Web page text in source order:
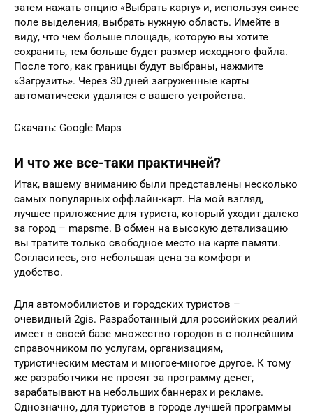
затем нажать опцию «Выбрать карту» и, используя синее
поле выделения, выбрать нужную область. Имейте в
виду, что чем больше площадь, которую вы хотите
сохранить, тем больше будет размер исходного файла.
После того, как границы будут выбраны, нажмите
«Загрузить». Через 30 дней загруженные карты
автоматически удалятся с вашего устройства.
Скачать: Google Maps
И что же все-таки практичней?
Итак, вашему вниманию были представлены несколько
самых популярных оффлайн-карт. На мой взгляд,
лучшее приложение для туриста, который уходит далеко
за город – mapsme. В обмен на высокую детализацию
вы тратите только свободное место на карте памяти.
Согласитесь, это небольшая цена за комфорт и
удобство.
Для автомобилистов и городских туристов –
очевидный 2gis. Разработанный для российских реалий
имеет в своей базе множество городов в с полнейшим
справочником по услугам, организациям,
туристическим местам и многое-многое другое. К тому
же разработчики не просят за программу денег,
зарабатывают на небольших баннерах и рекламе.
Однозначно, для туристов в городе лучшей программы